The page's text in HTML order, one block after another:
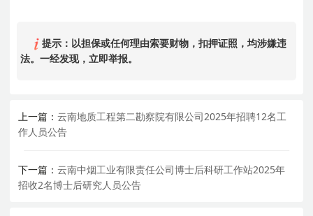
提示：以担保或任何理由索要财物，扣押证照，均涉嫌违
法。一经发现，立即举报。
上一篇：云南地质工程第二勘察院有限公司2025年招聘12名工
作人员公告
下一篇：云南中烟工业有限责任公司博士后科研工作站2025年
招收2名博士后研究人员公告